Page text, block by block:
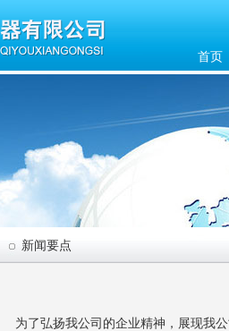
首页
新闻要点
为了弘扬我公司的企业精神，展现我